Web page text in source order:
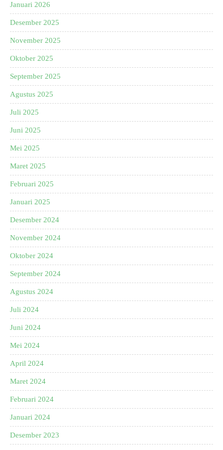
Januari 2026
Desember 2025
November 2025
Oktober 2025
September 2025
Agustus 2025
Juli 2025
Juni 2025
Mei 2025
Maret 2025
Februari 2025
Januari 2025
Desember 2024
November 2024
Oktober 2024
September 2024
Agustus 2024
Juli 2024
Juni 2024
Mei 2024
April 2024
Maret 2024
Februari 2024
Januari 2024
Desember 2023